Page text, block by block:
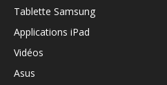
Tablette Samsung
Applications iPad
Vidéos
Asus